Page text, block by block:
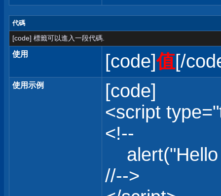
代碼
[code] 標籤可以進入一段代碼.
使用 [code]值[/
使用示例
[code]
<script
<!--
alert("Hello
//-->